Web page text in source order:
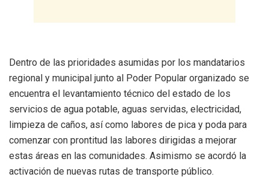
Dentro de las prioridades asumidas por los mandatarios
regional y municipal junto al Poder Popular organizado se
encuentra el levantamiento técnico del estado de los
servicios de agua potable, aguas servidas, electricidad,
limpieza de caños, así como labores de pica y poda para
comenzar con prontitud las labores dirigidas a mejorar
estas áreas en las comunidades. Asimismo se acordó la
activación de nuevas rutas de transporte público.